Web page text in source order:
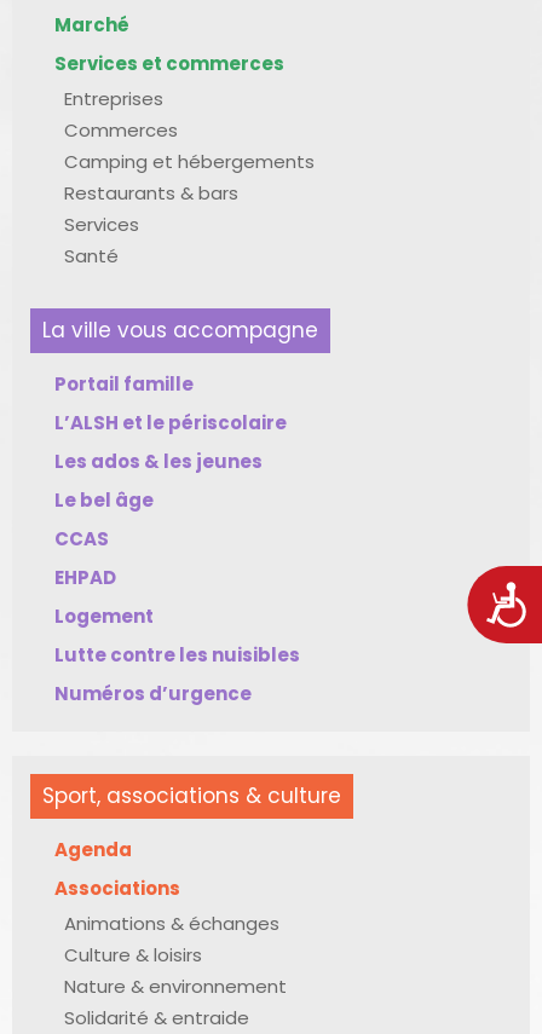
Marché
Services et commerces
Entreprises
Commerces
Camping et hébergements
Restaurants & bars
Services
Santé
La ville vous accompagne
Portail famille
L’ALSH et le périscolaire
Les ados & les jeunes
Le bel âge
CCAS
EHPAD
Logement
Lutte contre les nuisibles
Numéros d’urgence
Sport, associations & culture
Agenda
Associations
Animations & échanges
Culture & loisirs
Nature & environnement
Solidarité & entraide